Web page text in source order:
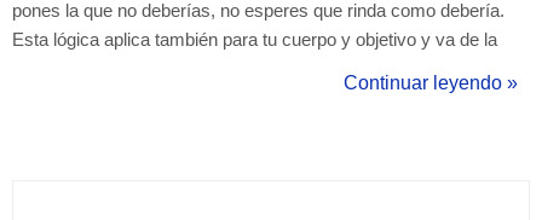
pones la que no deberías, no esperes que rinda como debería.
Esta lógica aplica también para tu cuerpo y objetivo y va de la
entrena correctamente, puede que no consigas los resultados q...
Continuar leyendo »